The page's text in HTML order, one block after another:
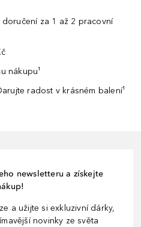
za 1 až 2 pracovní
nákupu¹
radost v krásném balení¹
newsletteru a získejte
a užijte si exkluzivní dárky,
novinky ze světa